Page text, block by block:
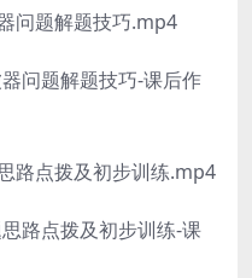
问题解题技巧.mp4
问题解题技巧-课后作
路点拨及初步训练.mp4
路点拨及初步训练-课